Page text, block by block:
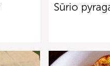
Sūrio